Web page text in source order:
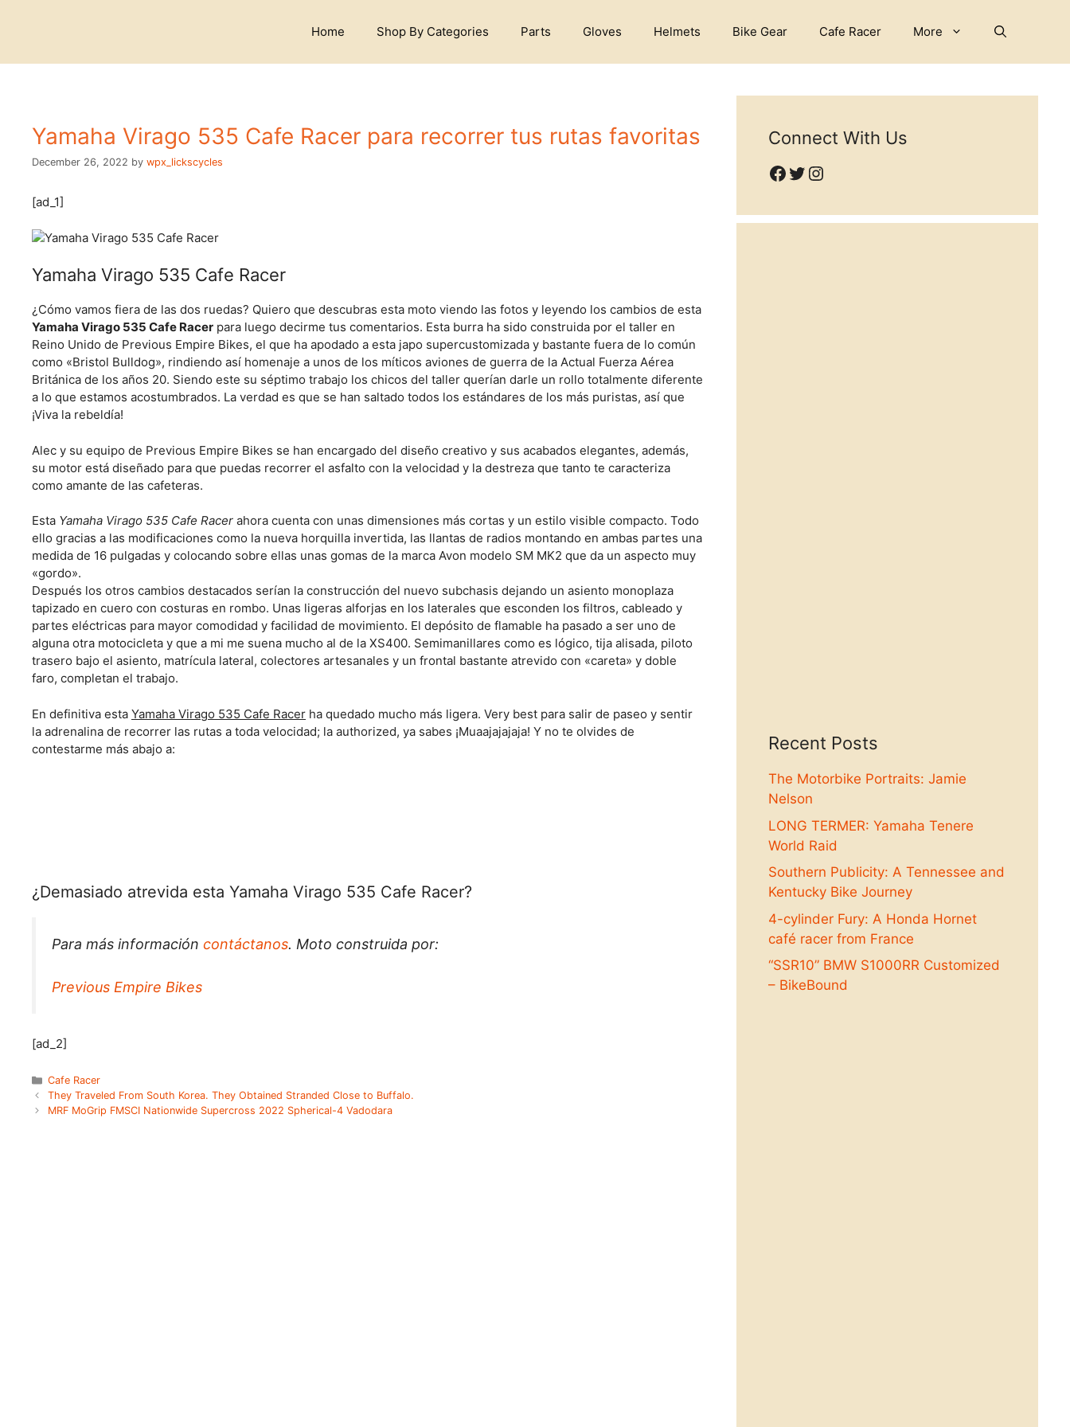
Home Shop By Categories Parts Gloves Helmets Bike Gear Cafe Racer More
Yamaha Virago 535 Cafe Racer para recorrer tus rutas favoritas
December 26, 2022 by wpx_lickscycles
[ad_1]
Yamaha Virago 535 Cafe Racer
¿Cómo vamos fiera de las dos ruedas? Quiero que descubras esta moto viendo las fotos y leyendo los cambios de esta
Yamaha Virago 535 Cafe Racer para luego decirme tus comentarios. Esta burra ha sido construida por el taller en
Reino Unido de Previous Empire Bikes, el que ha apodado a esta japo supercustomizada y bastante fuera de lo común
como «Bristol Bulldog», rindiendo así homenaje a unos de los míticos aviones de guerra de la Actual Fuerza Aérea
Británica de los años 20. Siendo este su séptimo trabajo los chicos del taller querían darle un rollo totalmente diferente
a lo que estamos acostumbrados. La verdad es que se han saltado todos los estándares de los más puristas, así que
¡Viva la rebeldía!
Alec y su equipo de Previous Empire Bikes se han encargado del diseño creativo y sus acabados elegantes, además,
su motor está diseñado para que puedas recorrer el asfalto con la velocidad y la destreza que tanto te caracteriza
como amante de las cafeteras.
Esta Yamaha Virago 535 Cafe Racer ahora cuenta con unas dimensiones más cortas y un estilo visible compacto. Todo
ello gracias a las modificaciones como la nueva horquilla invertida, las llantas de radios montando en ambas partes una
medida de 16 pulgadas y colocando sobre ellas unas gomas de la marca Avon modelo SM MK2 que da un aspecto muy
«gordo».
Después los otros cambios destacados serían la construcción del nuevo subchasis dejando un asiento monoplaza
tapizado en cuero con costuras en rombo. Unas ligeras alforjas en los laterales que esconden los filtros, cableado y
partes eléctricas para mayor comodidad y facilidad de movimiento. El depósito de flamable ha pasado a ser uno de
alguna otra motocicleta y que a mi me suena mucho al de la XS400. Semimanillares como es lógico, tija alisada, piloto
trasero bajo el asiento, matrícula lateral, colectores artesanales y un frontal bastante atrevido con «careta» y doble
faro, completan el trabajo.
En definitiva esta Yamaha Virago 535 Cafe Racer ha quedado mucho más ligera. Very best para salir de paseo y sentir
la adrenalina de recorrer las rutas a toda velocidad; la authorized, ya sabes ¡Muaajajajaja! Y no te olvides de
contestarme más abajo a:
¿Demasiado atrevida esta Yamaha Virago 535 Cafe Racer?
Para más información contáctanos. Moto construida por:
Previous Empire Bikes
[ad_2]
Categories
Cafe Racer
They Traveled From South Korea. They Obtained Stranded Close to Buffalo.
MRF MoGrip FMSCI Nationwide Supercross 2022 Spherical-4 Vadodara
Connect With Us
Facebook
Twitter
Instagram
Recent Posts
The Motorbike Portraits: Jamie
Nelson
LONG TERMER: Yamaha Tenere
World Raid
Southern Publicity: A Tennessee and
Kentucky Bike Journey
4-cylinder Fury: A Honda Hornet
café racer from France
“SSR10” BMW S1000RR Customized
– BikeBound